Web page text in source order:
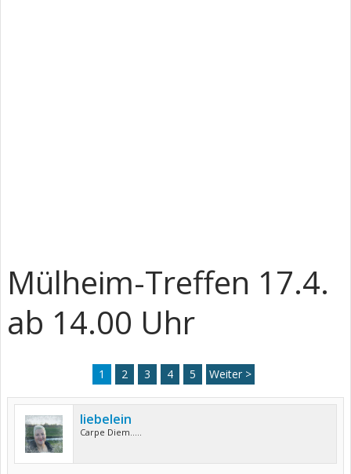
Mülheim-Treffen 17.4.
ab 14.00 Uhr
1 2 3 4 5 Weiter >
liebelein
Carpe Diem.....